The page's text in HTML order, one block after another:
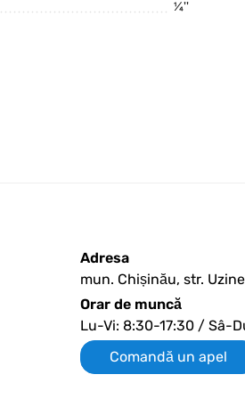
¼''
Adresa
mun. Chișinău, str.
Orar de muncă
Lu-Vi: 8:30-17:30 / Sâ-
Comandă un apel